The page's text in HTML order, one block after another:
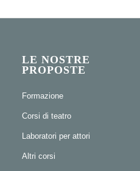
LE NOSTRE
PROPOSTE
Formazione
Corsi di teatro
Laboratori per attori
Altri corsi